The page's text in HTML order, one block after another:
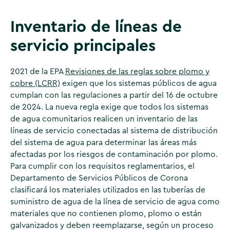
Inventario de líneas de
servicio principales
2021 de la EPA Revisiones de las reglas sobre plomo y
cobre (LCRR) exigen que los sistemas públicos de agua
cumplan con las regulaciones a partir del 16 de octubre
de 2024. La nueva regla exige que todos los sistemas
de agua comunitarios realicen un inventario de las
líneas de servicio conectadas al sistema de distribución
del sistema de agua para determinar las áreas más
afectadas por los riesgos de contaminación por plomo.
Para cumplir con los requisitos reglamentarios, el
Departamento de Servicios Públicos de Corona
clasificará los materiales utilizados en las tuberías de
suministro de agua de la línea de servicio de agua como
materiales que no contienen plomo, plomo o están
galvanizados y deben reemplazarse, según un proceso